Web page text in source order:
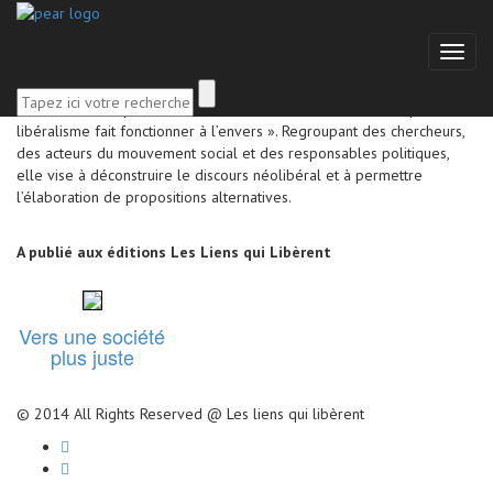
La Fondation Copernic travaille à « remettre à l’endroit ce que le
libéralisme fait fonctionner à l’envers ». Regroupant des chercheurs,
des acteurs du mouvement social et des responsables politiques,
elle vise à déconstruire le discours néolibéral et à permettre
l’élaboration de propositions alternatives.
A publié aux éditions Les Liens qui Libèrent
Vers une société
plus juste
© 2014 All Rights Reserved @ Les liens qui libèrent